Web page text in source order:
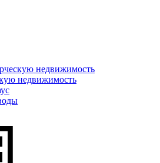
недвижимость
недвижимость